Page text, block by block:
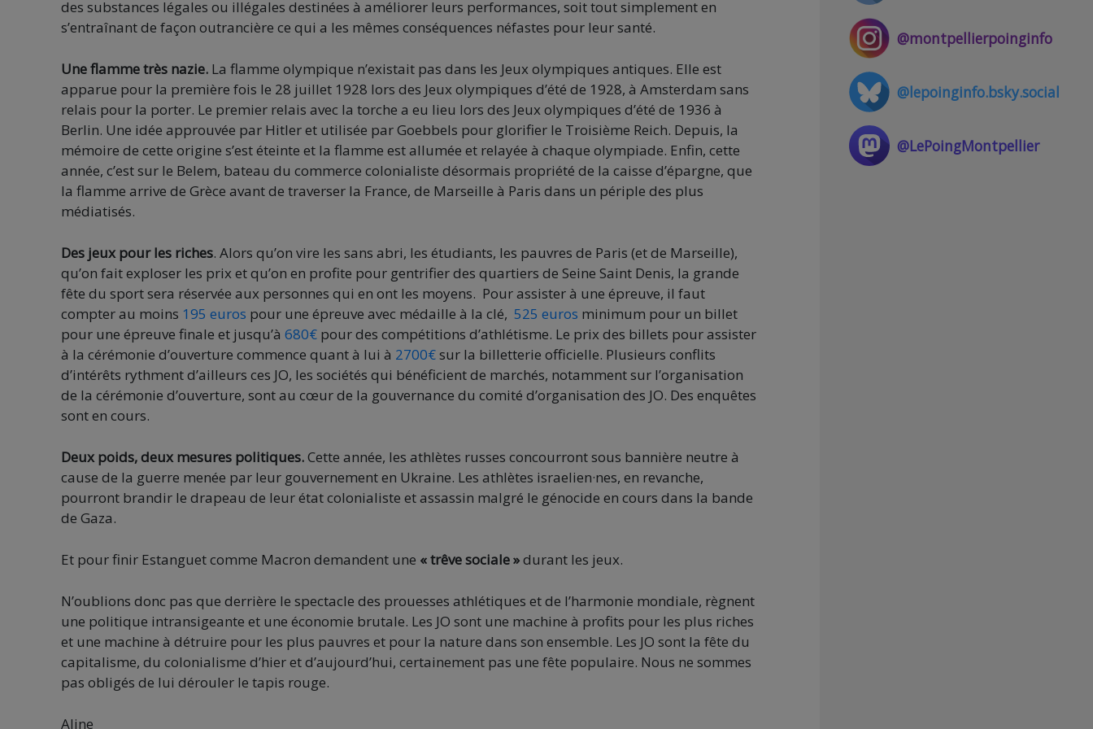
des substances légales ou illégales destinées à améliorer leurs performances, soit tout simplement en
s’entraînant de façon outrancière ce qui a les mêmes conséquences néfastes pour leur santé.
Une flamme très nazie. La flamme olympique n’existait pas dans les Jeux olympiques antiques. Elle est
apparue pour la première fois le 28 juillet 1928 lors des Jeux olympiques d’été de 1928, à Amsterdam sans
relais pour la porter. Le premier relais avec la torche a eu lieu lors des Jeux olympiques d’été de 1936 à
Berlin. Une idée approuvée par Hitler et utilisée par Goebbels pour glorifier le Troisième Reich. Depuis, la
mémoire de cette origine s’est éteinte et la flamme est allumée et relayée à chaque olympiade. Enfin, cette
année, c’est sur le Belem, bateau du commerce colonialiste désormais propriété de la caisse d’épargne, que
la flamme arrive de Grèce avant de traverser la France, de Marseille à Paris dans un périple des plus
médiatisés.
Des jeux pour les riches. Alors qu’on vire les sans abri, les étudiants, les pauvres de Paris (et de Marseille),
qu’on fait exploser les prix et qu’on en profite pour gentrifier des quartiers de Seine Saint Denis, la grande
fête du sport sera réservée aux personnes qui en ont les moyens. Pour assister à une épreuve, il faut
compter au moins 195 euros pour une épreuve avec médaille à la clé, 525 euros minimum pour un billet
pour une épreuve finale et jusqu’à 680€ pour des compétitions d’athlétisme. Le prix des billets pour assister
à la cérémonie d’ouverture commence quant à lui à 2700€sur la billetterie officielle. Plusieurs conflits
d’intérêts rythment d’ailleurs ces JO, les sociétés qui bénéficient de marchés, notamment sur l’organisation
de la cérémonie d’ouverture, sont au cœur de la gouvernance du comité d’organisation des JO. Des enquêtes
sont en cours.
Deux poids, deux mesures politiques.Cette année, les athlètes russes concourront sous bannière neutre à
cause de la guerre menée par leur gouvernement en Ukraine. Les athlètes israelien·nes, en revanche,
pourront brandir le drapeau de leur état colonialiste et assassin malgré le génocide en cours dans la bande
de Gaza.
Et pour finir Estanguet comme Macron demandent une « trêve sociale »durant les jeux.
N’oublions donc pas que derrière le spectacle des prouesses athlétiques et de l’harmonie mondiale, règnent
une politique intransigeante et une économie brutale. Les JO sont une machine à profits pour les plus riches
et une machine à détruire pour les plus pauvres et pour la nature dans son ensemble. Les JO sont la fête du
capitalisme, du colonialisme d’hier et d’aujourd’hui, certainement pas une fête populaire. Nous ne sommes
pas obligés de lui dérouler le tapis rouge.
Aline
@montpellierpoinginfo
@lepoinginfo.bsky.social
@LePoingMontpellier